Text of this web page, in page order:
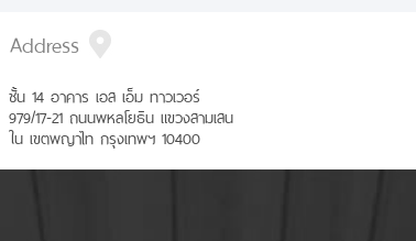
Address
ชั้น 14 อาคาร เอส เอ็ม ทาวเวอร์
979/17-21 ถนนพหลโยธิน แขวงสามเสน
ใน เขตพญาไท กรุงเทพฯ 10400